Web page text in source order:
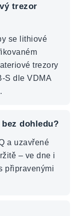
trezor
se lithiové
trezory
S dle VDMA
dohledu?
a uzavřené
– ve dne i
připravenými